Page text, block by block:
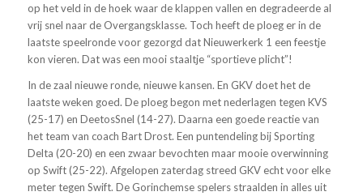
op het veld in de hoek waar de klappen vallen en degradeerde al
vrij snel naar de Overgangsklasse. Toch heeft de ploeg er in de
laatste speelronde voor gezorgd dat Nieuwerkerk 1 een feestje
kon vieren. Dat was een mooi staaltje “sportieve plicht”!
In de zaal nieuwe ronde, nieuwe kansen. En GKV doet het de
laatste weken goed. De ploeg begon met nederlagen tegen KVS
(25-17) en DeetosSnel (14-27). Daarna een goede reactie van
het team van coach Bart Drost. Een puntendeling bij Sporting
Delta (20-20) en een zwaar bevochten maar mooie overwinning
op Swift (25-22). Afgelopen zaterdag streed GKV echt voor elke
meter tegen Swift. De Gorinchemse spelers straalden in alles uit